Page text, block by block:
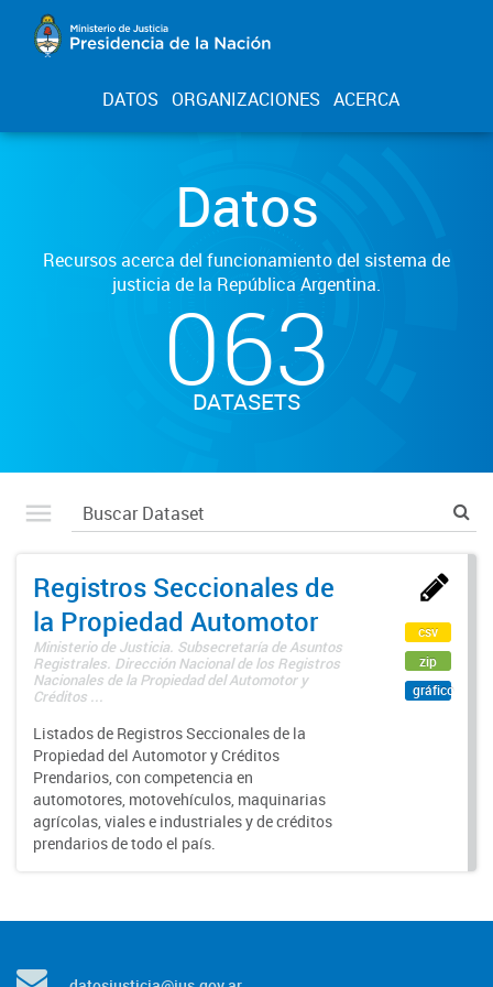
DATOS ORGANIZACIONES ACERCA
Datos
Recursos acerca del funcionamiento del sistema de
justicia de la República Argentina.
063
DATASETS
Registros Seccionales de
la Propiedad Automotor
Ministerio de Justicia. Subsecretaría de Asuntos
Registrales. Dirección Nacional de los Registros
Nacionales de la Propiedad del Automotor y
Créditos ...
Listados de Registros Seccionales de la
Propiedad del Automotor y Créditos
Prendarios, con competencia en
automotores, motovehículos, maquinarias
agrícolas, viales e industriales y de créditos
prendarios de todo el país.
csv
zip
gráfico